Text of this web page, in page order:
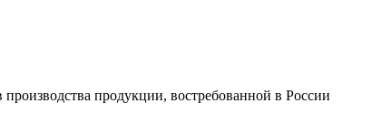
продукции, востребованной в России